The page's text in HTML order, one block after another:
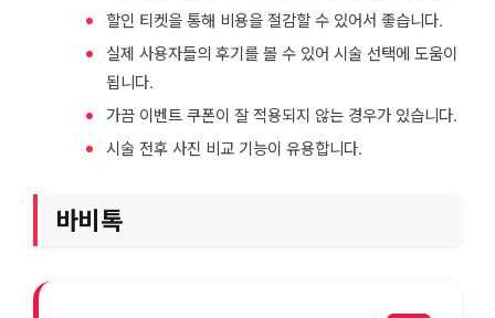
할인 티켓을 통해 비용을 절감할 수 있어서 좋습니다.
실제 사용자들의 후기를 볼 수 있어 시술 선택에 도움이
됩니다.
가끔 이벤트 쿠폰이 잘 적용되지 않는 경우가 있습니다.
시술 전후 사진 비교 기능이 유용합니다.
바비톡